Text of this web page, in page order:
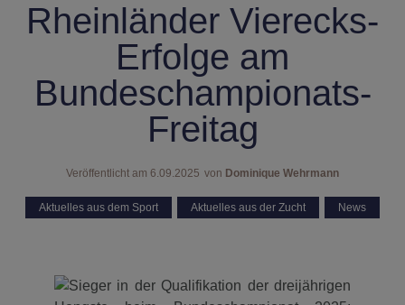
Rheinländer Vierecks-
Erfolge am
Bundeschampionats-
Freitag
Veröffentlicht am 6.09.2025 von Dominique Wehrmann
Aktuelles aus dem Sport Aktuelles aus der Zucht News